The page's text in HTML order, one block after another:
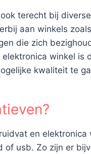
terecht bij
aan winkels
die zich
winkel is
kwaliteit te
en
usb. Zo zijn er